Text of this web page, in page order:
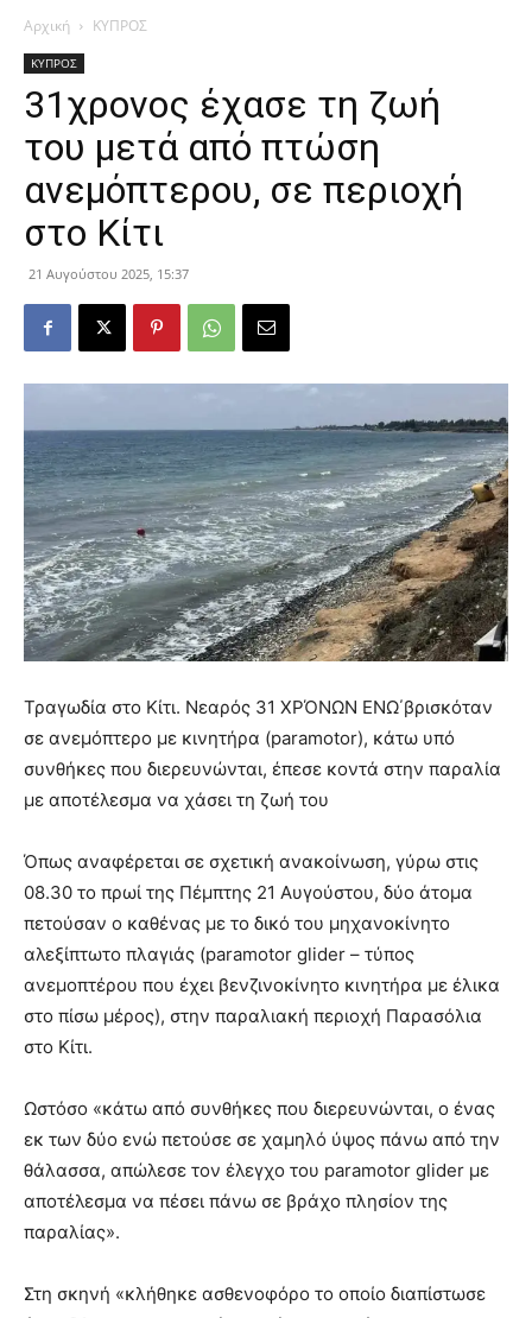
Αρχική ΚΥΠΡΟΣ
ΚΥΠΡΟΣ
31χρονος έχασε τη ζωή
του μετά από πτώση
ανεμόπτερου, σε περιοχή
στο Κίτι
21 Αυγούστου 2025, 15:37
Τραγωδία στο Κίτι. Νεαρός 31 ΧΡΌΝΩΝ ΕΝΩ΄βρισκόταν
σε ανεμόπτερο με κινητήρα (paramotor), κάτω υπό
συνθήκες που διερευνώνται, έπεσε κοντά στην παραλία
με αποτέλεσμα να χάσει τη ζωή του
Όπως αναφέρεται σε σχετική ανακοίνωση, γύρω στις
08.30 το πρωί της Πέμπτης 21 Αυγούστου, δύο άτομα
πετούσαν ο καθένας με το δικό του μηχανοκίνητο
αλεξίπτωτο πλαγιάς (paramotor glider – τύπος
ανεμοπτέρου που έχει βενζινοκίνητο κινητήρα με έλικα
στο πίσω μέρος), στην παραλιακή περιοχή Παρασόλια
στο Κίτι.
Ωστόσο «κάτω από συνθήκες που διερευνώνται, ο ένας
εκ των δύο ενώ πετούσε σε χαμηλό ύψος πάνω από την
θάλασσα, απώλεσε τον έλεγχο του paramotor glider με
αποτέλεσμα να πέσει πάνω σε βράχο πλησίον της
παραλίας».
Στη σκηνή «κλήθηκε ασθενοφόρο το οποίο διαπίστωσε